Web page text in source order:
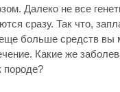
Далеко не все
сразу. Так что,
еще больше средств вы
Какие же
породе?